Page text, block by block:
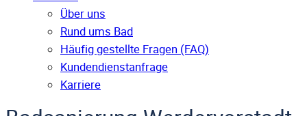
Über uns
Rund ums Bad
Häufig gestellte Fragen (FAQ)
Kunden­dienst­anfrage
Karriere